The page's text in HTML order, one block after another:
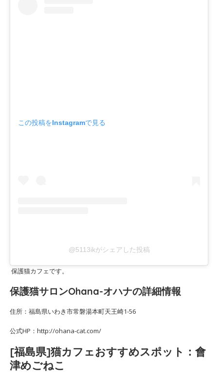
この投稿をInstagramで見る
@5113ikがシェアした投稿
保護猫カフェです。
保護猫サロンOhana-オハナの詳細情報
住所：福島県いわき市常磐湯本町天王崎1-56
公式HP：http://ohana-cat.com/
[福島県]猫カフェおすすめスポット：會
津めごねこ